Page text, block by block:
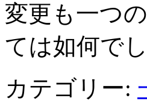
変更も一つ
ては如何で
カテゴリー: